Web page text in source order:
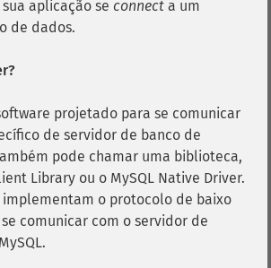
aplicação se connect a um
de dados.
projetado para se comunicar
de servidor de banco de
pode chamar uma biblioteca,
Library ou o MySQL Native Driver.
implementam o protocolo de baixo
comunicar com o servidor de